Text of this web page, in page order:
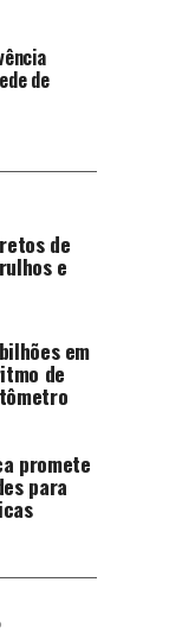
de
de
e
em
de
promete
para